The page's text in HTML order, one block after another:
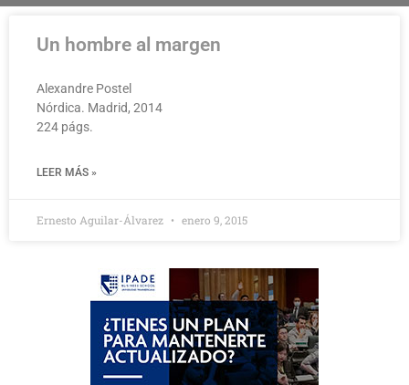
Un hombre al margen
Alexandre Postel
Nórdica. Madrid, 2014
224 págs.
LEER MÁS »
Ernesto Aguilar-Álvarez enero 9, 2015